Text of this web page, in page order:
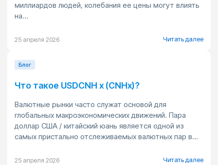
миллиардов людей, колебания ее цены могут влиять
на...
25 апреля 2026 Читать далее
Блог
Что такое USDCNH x (CNHx)?
Валютные рынки часто служат основой для
глобальных макроэкономических движений. Пара
доллар США / китайский юань является одной из
самых пристально отслеживаемых валютных пар в...
25 апреля 2026 Читать далее